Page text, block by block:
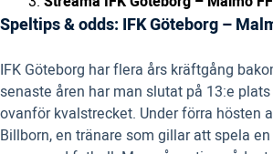
Speltips & odds: IFK Göteborg –
IFK Göteborg har flera års kräftgång
senaste åren har man slutat på 13:e plats
ovanför kvalstrecket. Under förra hösten
Billborn, en tränare som gillar att spela